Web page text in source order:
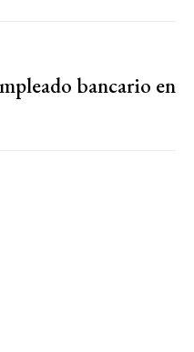
bancario en